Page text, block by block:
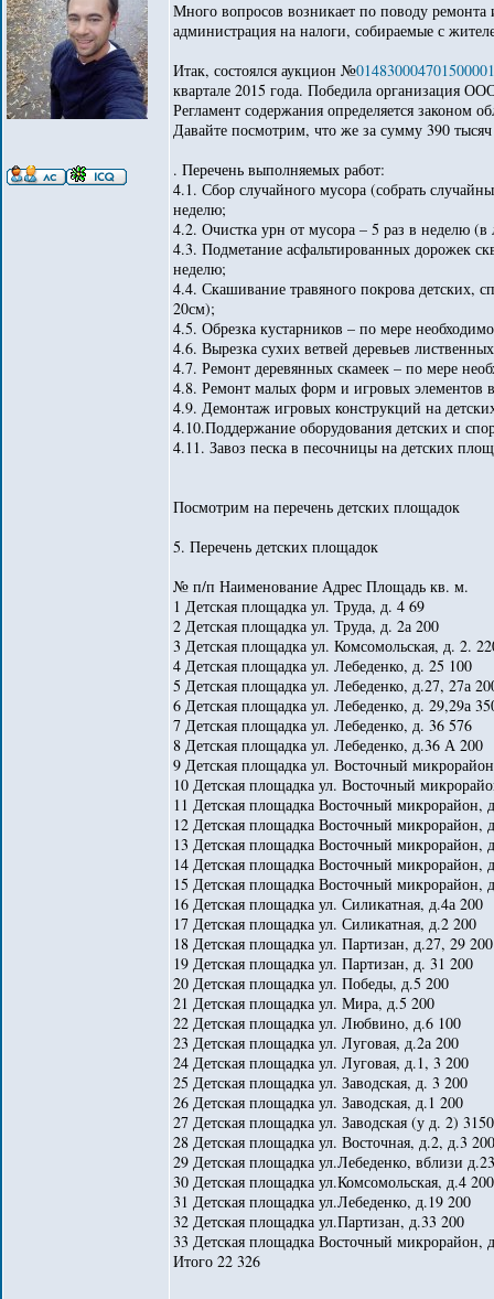
Много вопросов возникает по поводу
администрация на налоги, собираемые с
Итак, состоялся аукцион №
квартале 2015 года. Победила организация
Регламент содержания определяется законом
Давайте посмотрим, что же за сумму 390
. Перечень выполняемых работ:
4.1. Сбор случайного мусора (собрать
неделю;
4.2. Очистка урн от мусора – 5 раз в неделю (в
4.3. Подметание асфальтированных дорожек
неделю;
4.4. Скашивание травяного покрова детских,
20см);
4.5. Обрезка кустарников – по мере
4.6. Вырезка сухих ветвей деревьев
4.7. Ремонт деревянных скамеек – по мере
4.8. Ремонт малых форм и игровых элементов
4.9. Демонтаж игровых конструкций на
4.10.Поддержание оборудования детских и
4.11. Завоз песка в песочницы на детских
Посмотрим на перечень детских площадок
5. Перечень детских площадок
№ п/п Наименование Адрес Площадь кв. м.
1 Детская площадка ул. Труда, д. 4 69
2 Детская площадка ул. Труда, д. 2а 200
3 Детская площадка ул. Комсомольская, д. 2.
4 Детская площадка ул. Лебеденко, д. 25 100
5 Детская площадка ул. Лебеденко, д.27, 27а
6 Детская площадка ул. Лебеденко, д. 29,29а
7 Детская площадка ул. Лебеденко, д. 36 576
8 Детская площадка ул. Лебеденко, д.36 А 200
9 Детская площадка ул. Восточный
10 Детская площадка ул. Восточный
11 Детская площадка Восточный микрорайон,
12 Детская площадка Восточный микрорайон,
13 Детская площадка Восточный микрорайон,
14 Детская площадка Восточный микрорайон,
15 Детская площадка Восточный микрорайон,
16 Детская площадка ул. Силикатная, д.4а 200
17 Детская площадка ул. Силикатная, д.2 200
18 Детская площадка ул. Партизан, д.27, 29 200
19 Детская площадка ул. Партизан, д. 31 200
20 Детская площадка ул. Победы, д.5 200
21 Детская площадка ул. Мира, д.5 200
22 Детская площадка ул. Любвино, д.6 100
23 Детская площадка ул. Луговая, д.2а 200
24 Детская площадка ул. Луговая, д.1, 3 200
25 Детская площадка ул. Заводская, д. 3 200
26 Детская площадка ул. Заводская, д.1 200
27 Детская площадка ул. Заводская (у д. 2) 3150
28 Детская площадка ул. Восточная, д.2, д.3 200
29 Детская площадка ул.Лебеденко, вблизи
30 Детская площадка ул.Комсомольская, д.4 200
31 Детская площадка ул.Лебеденко, д.19 200
32 Детская площадка ул.Партизан, д.33 200
33 Детская площадка Восточный микрорайон,
Итого 22 326